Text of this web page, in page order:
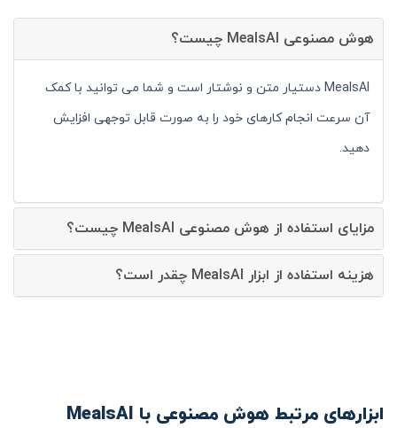
هوش مصنوعی MealsAI چیست؟
MealsAI دستیار متن و نوشتار است و شما می توانید با کمک
آن سرعت انجام کارهای خود را به صورت قابل توجهی افزایش
دهید.
مزایای استفاده از هوش مصنوعی MealsAI چیست؟
هزینه استفاده از ابزار MealsAI چقدر است؟
ابزارهای مرتبط هوش مصنوعی با MealsAI